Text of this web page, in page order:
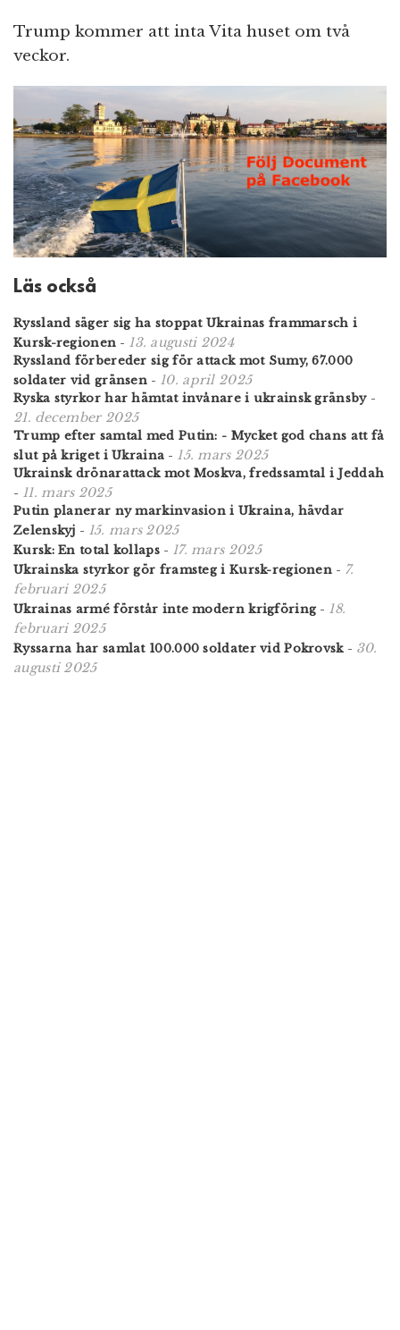
Trump kommer att inta Vita huset om två
veckor.
Läs också
Ryssland säger sig ha stoppat Ukrainas frammarsch i
Kursk-regionen - 13. augusti 2024
Ryssland förbereder sig för attack mot Sumy, 67.000
soldater vid gränsen - 10. april 2025
Ryska styrkor har hämtat invånare i ukrainsk gränsby-
21. december 2025
Trump efter samtal med Putin: - Mycket god chans att få
slut på kriget i Ukraina - 15. mars 2025
Ukrainsk drönarattack mot Moskva, fredssamtal i Jeddah
- 11. mars 2025
Putin planerar ny markinvasion i Ukraina, hävdar
Zelenskyj - 15. mars 2025
Kursk: En total kollaps- 17. mars 2025
Ukrainska styrkor gör framsteg i Kursk-regionen - 7.
februari 2025
Ukrainas armé förstår inte modern krigföring- 18.
februari 2025
Ryssarna har samlat 100.000 soldater vid Pokrovsk- 30.
augusti 2025